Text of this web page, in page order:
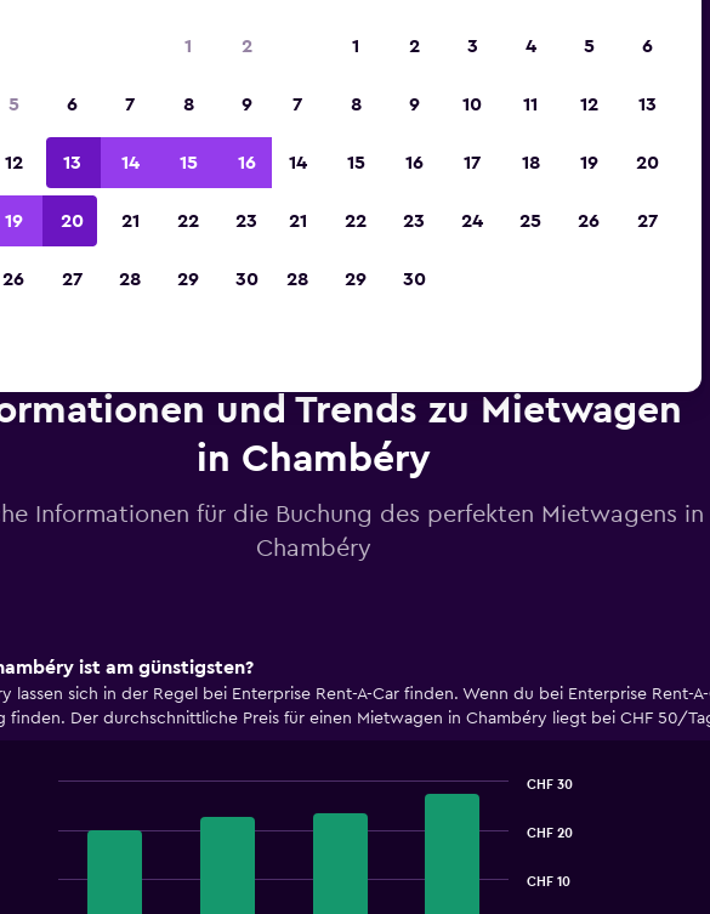
Sieger 2023 gekürt
und Trends zu Mietwagen
in Chambéry
Informationen für die Buchung des perfekten Mietwagens in
Chambéry
ist am günstigsten?
lassen sich in der Regel bei Enterprise Rent-A-Car finden. Wenn du bei Enterprise Rent-
finden. Der durchschnittliche Preis für einen Mietwagen in Chambéry liegt bei CHF 50/
bars.
CHF 10
CHF 20
CHF 30
1 2
5 6 7 8 9
12 13 14 15 16
19 20 21 22 23
26 27 28 29 30
1 2 3 4 5 6
7 8 9 10 11 12 13
14 15 16 17 18 19 20
21 22 23 24 25 26 27
28 29 30